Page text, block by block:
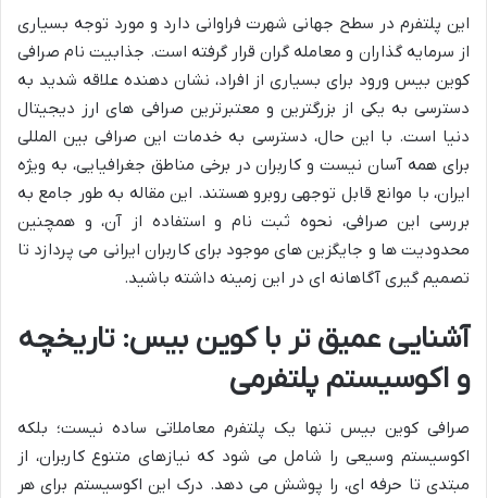
این پلتفرم در سطح جهانی شهرت فراوانی دارد و مورد توجه بسیاری
از سرمایه گذاران و معامله گران قرار گرفته است. جذابیت نام صرافی
کوین بیس ورود برای بسیاری از افراد، نشان دهنده علاقه شدید به
دسترسی به یکی از بزرگترین و معتبرترین صرافی های ارز دیجیتال
دنیا است. با این حال، دسترسی به خدمات این صرافی بین المللی
برای همه آسان نیست و کاربران در برخی مناطق جغرافیایی، به ویژه
ایران، با موانع قابل توجهی روبرو هستند. این مقاله به طور جامع به
بررسی این صرافی، نحوه ثبت نام و استفاده از آن، و همچنین
محدودیت ها و جایگزین های موجود برای کاربران ایرانی می پردازد تا
تصمیم گیری آگاهانه ای در این زمینه داشته باشید.
آشنایی عمیق تر با کوین بیس: تاریخچه
و اکوسیستم پلتفرمی
صرافی کوین بیس تنها یک پلتفرم معاملاتی ساده نیست؛ بلکه
اکوسیستم وسیعی را شامل می شود که نیازهای متنوع کاربران، از
مبتدی تا حرفه ای، را پوشش می دهد. درک این اکوسیستم برای هر